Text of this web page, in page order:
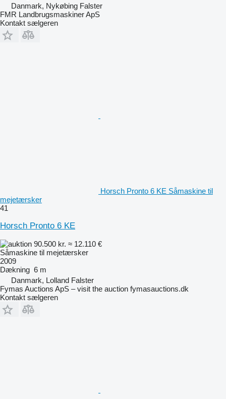
Danmark, Nykøbing Falster
FMR Landbrugsmaskiner ApS
Kontakt sælgeren
Horsch Pronto 6 KE Såmaskine til
mejetærsker
41
Horsch Pronto 6 KE
90.500 kr. ≈ 12.110 €
Såmaskine til mejetærsker
2009
Dækning 6 m
Danmark, Lolland Falster
Fymas Auctions ApS – visit the auction fymasauctions.dk
Kontakt sælgeren